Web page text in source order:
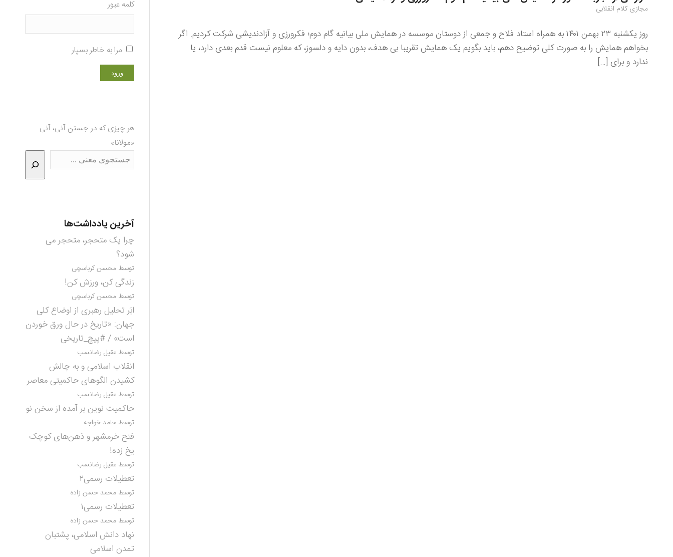
مجازی کلام انقلابی
روز یکشنبه ۲۳ بهمن ۱۴۰۱ به همراه استاد فلاح و جمعی از دوستان موسسه در همایش ملی بیانیه گام دوم؛ فکرورزی و آزادندیشی شرکت کردیم. اگر
بخواهم همایش را به صورت کلی توضیح دهم، باید بگویم یک همایش تقریبا بی هدف، بدون دایه و دلسوز، که معلوم نیست قدم بعدی دارد، یا
ندارد و برای […]
کلمه عبور
مرا به خاطر بسپار
هر چیزی که در جستن آنی، آنی
«مولانا»
آخرین یادداشت‌ها
چرا یک متحجر، متحجر می
شود؟
توسط محسن کرباسچی
زندگی کن، ورزش کن!
توسط محسن کرباسچی
ابَر تحلیل رهبری از اوضاع کلی
جهان: «تاریخ در حال ورق خوردن
است» / #پیچ_تاریخی
توسط عقیل رضانسب
انقلاب اسلامی و به چالش
کشیدن الگوهای حاکمیتی معاصر
توسط عقیل رضانسب
حاکمیت نوین بر آمده از سخن نو
توسط حامد خواجه
فتح خرمشهر و ذهن‌های کوچک
یخ زده!
توسط عقیل رضانسب
تعطیلات رسمی۲
توسط محمد حسن زاده
تعطیلات رسمی۱
توسط محمد حسن زاده
نهاد دانش اسلامی، پشتبان
تمدن اسلامی